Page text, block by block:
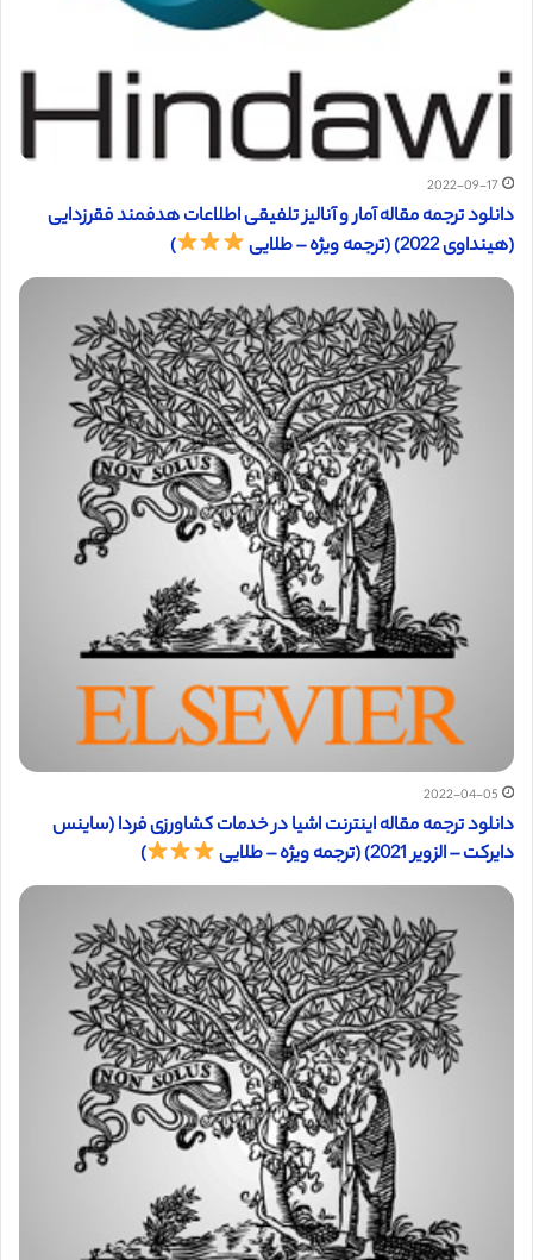
2022-09-17
دانلود ترجمه مقاله آمار و آنالیز تلفیقی اطلاعات هدفمند فقرزدایی
(هینداوی 2022) (ترجمه ویژه – طلایی
)
2022-04-05
دانلود ترجمه مقاله اینترنت اشیا در خدمات کشاورزی فردا (ساینس
دایرکت – الزویر 2021) (ترجمه ویژه – طلایی
)